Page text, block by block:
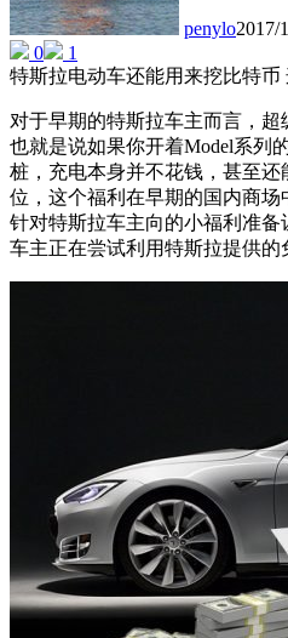
penylo2017/
0
1
特斯拉电动车还能用来挖比特币
对于早期的特斯拉车主而言，超
也就是说如果你开着Model系列
桩，充电本身并不花钱，甚至
位，这个福利在早期的国内商
针对特斯拉车主向的小福利准
车主正在尝试利用特斯拉提供的